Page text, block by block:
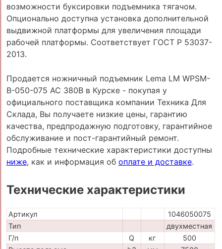
возможности буксировки подъемника тягачом.
Опционально доступна установка дополнительной
выдвижной платформы для увеличения площади
рабочей платформы. Соответствует ГОСТ Р 53037-
2013.
Продается ножничный подъемник Lema LM WPSM-
B-050-075 AC 380В в Курске - покупая у
официального поставщика компании Техника Для
Склада, Вы получаете низкие цены, гарантию
качества, предпродажную подготовку, гарантийное
обслуживание и пост-гарантийный ремонт.
Подробные технические характеристики доступны
ниже, как и информация об оплате и доставке.
Технические характеристики
Артикул
1046050075
Тип
двухместная
Г/п
Q кг
500